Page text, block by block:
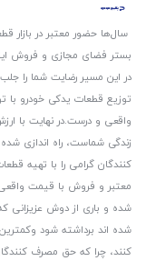
سال‌ها حضور معتبر در بازار
بستر فضای مجازی و فروش
در این مسیر رضایت شما را
توزیع قطعات یدکی خودرو با
واقعی و درست.در نهایت با
زندگی شماست، راه اندازی
کنندگان گرامی را با تهیه
معتبر و فروش با قیمت
شده و باری از دوش عزیزانی
شده اند برداشته شود
کنند، چرا که حق مصرف